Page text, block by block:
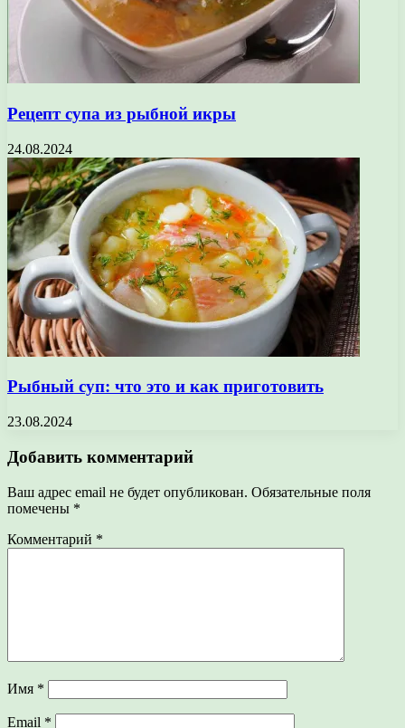
Рецепт супа из рыбной икры
24.08.2024
Рыбный суп: что это и как приготовить
23.08.2024
Добавить комментарий
Ваш адрес email не будет опубликован. Обязательные поля
помечены *
Комментарий *
Имя *
Email *